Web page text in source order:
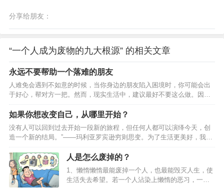
分享给朋友：
“一个人成为废物的九大根源” 的相关文章
永远不要帮助一个落难的朋友
人难免会遇到不如意的时候，当你身边的朋友陷入困境时，你可能会出
于好心，帮对方一把。然而，现实生活中，建议最好不要这么做。因为
很多时候，对方不仅不会感激你，还会抱怨你，为什么会出现这种现象
呢？一、你的帮助可能起不到什么作用，还会打击到对方的自尊心很多
人在落难的时候，虽然过得很艰难，但是他们的内心其实不愿意让周围
的人看到自己的窘迫。他们宁愿自己咬咬牙挺过去，靠着自己的力量的
改变现状，维护内心最后的尊严。这个时候如果你冒然去帮助对方的
话，不但没有任何效果，反而会触及他敏感的内心，让他感到自己没面
子、没…
如果你想改变自己，从哪里开始？
没有人可以回到过去开始一段新的旅程，但任何人都可以演绎今天，创
造一个新的结局。”——玛利亚罗宾逊穷则思变。为了生活更美好，我们
一直在努力改变。在经历过一些事情后，我们会想，嗯，要改变一下自
己，因为我们改变不了世界。于是，我们计划着，想着一天一点的改变
自己。可是如何改变自己？很多时候，改变自己会痛苦，但不改变自己
会吃苦。改变很难，所以如果想改变，那肯定是一件很痛苦的事。虽然
是这样，但在很多时候，我们必须要改变自己。为了更好地赢得出路，
人是怎么废掉的？
1、懒惰懒惰最能废掉一个人，也最能毁灭人生，使
生活失去希望。若一个人沾染上懒惰的恶习，一辈